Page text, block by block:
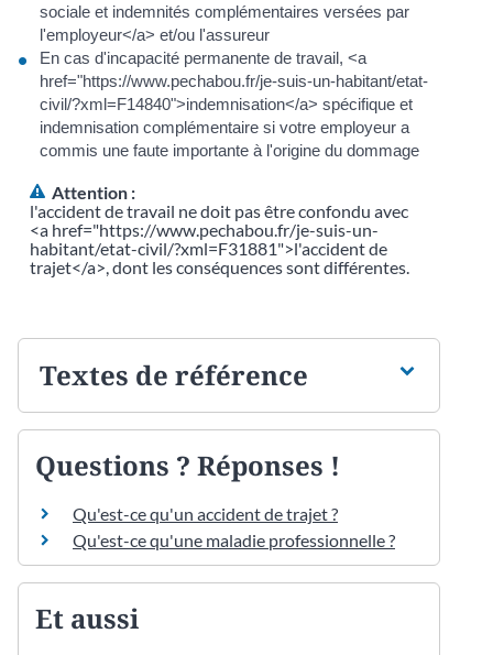
sociale et indemnités complémentaires versées par
l'employeur</a> et/ou l'assureur
En cas d'incapacité permanente de travail, <a
href="https://www.pechabou.fr/je-suis-un-habitant/etat-
civil/?xml=F14840">indemnisation</a> spécifique et
indemnisation complémentaire si votre employeur a
commis une faute importante à l'origine du dommage
Attention :
l'accident de travail ne doit pas être confondu avec
<a href="https://www.pechabou.fr/je-suis-un-
habitant/etat-civil/?xml=F31881">l'accident de
trajet</a>, dont les conséquences sont différentes.
Textes de référence
Questions ? Réponses !
Qu'est-ce qu'un accident de trajet ?
Qu'est-ce qu'une maladie professionnelle ?
Et aussi